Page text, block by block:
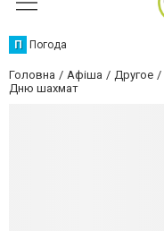
П Погода
Головна Афіша Другое
Дню шахмат